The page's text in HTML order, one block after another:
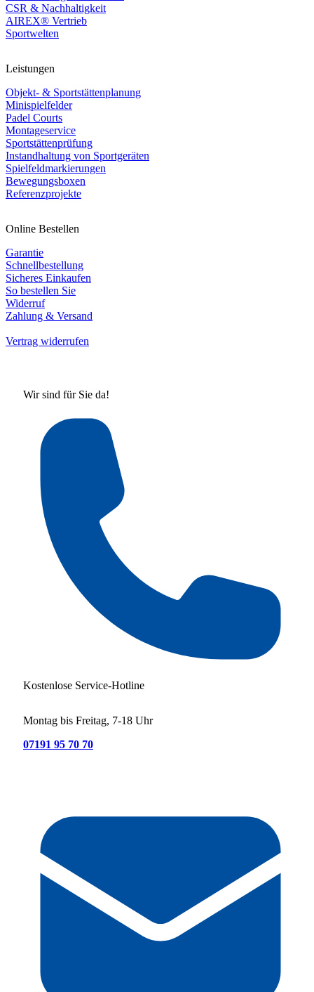
CSR & Nachhaltigkeit
AIREX® Vertrieb
Sportwelten
Leistungen
Objekt- & Sportstättenplanung
Minispielfelder
Padel Courts
Montageservice
Sportstättenprüfung
Instandhaltung von Sportgeräten
Spielfeldmarkierungen
Bewegungsboxen
Referenzprojekte
Online Bestellen
Garantie
Schnellbestellung
Sicheres Einkaufen
So bestellen Sie
Widerruf
Zahlung & Versand
Vertrag widerrufen
Wir sind für Sie da!
Kostenlose Service-Hotline
Montag bis Freitag, 7-18 Uhr
07191 95 70 70